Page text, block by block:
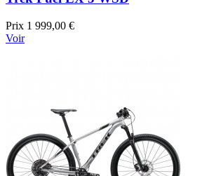
Prix 1 999,00 €
Voir